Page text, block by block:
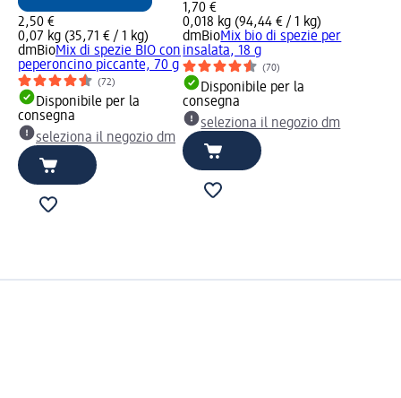
2,50 €
0,07 kg (35,71 € / 1 kg)
dmBioMix di spezie BIO con
peperoncino piccante, 70 g
(72)
Disponibile per la
consegna
seleziona il negozio dm
1,70 €
0,018 kg (94,44 € / 1 kg)
dmBioMix bio di spezie per
insalata, 18 g
(70)
Disponibile per la
consegna
seleziona il negozio dm